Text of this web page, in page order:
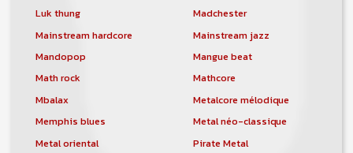
Luk thung
Madchester
Mainstream hardcore
Mainstream jazz
Mandopop
Mangue beat
Math rock
Mathcore
Mbalax
Metalcore mélodique
Memphis blues
Metal néo-classique
Metal oriental
Pirate Metal
Un nouveau service de petites annonces
pour musicien vous est proposé sur le
site. Ce service permet, lorsque vous
êtes musiciens ou un groupe, un
orchestre, DJ, etc... de chercher un/des